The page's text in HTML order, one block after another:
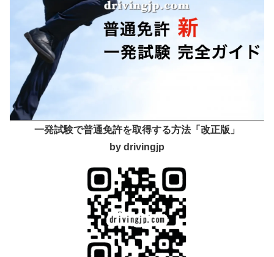
一発試験で普通免許を取得する方法「改正版」
by drivingjp